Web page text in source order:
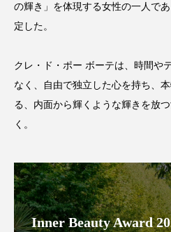
コルチゾール
サプリ サロンクレンジ
スキンケア スキンケア
スキンケアルーティン
の輝き」を体現する女性の一人で
定した。
クレ・ド・ポー ボーテは、時間や
なく、自由で独立した心を持ち、
る、内面から輝くような輝きを放
く。
Inner Beauty Award